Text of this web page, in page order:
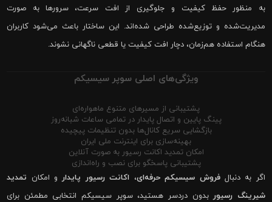
به منظور حفظ کیفیت و جلوگیری از افت سرعت، سرورها به صورت
مدیریت‌شده و توزیع‌شده طراحی شده‌اند. این ساختار باعث می‌شود کاربران
هنگام استفاده هم‌زمان، دچار افت کیفیت یا قطعی ناگهانی نشوند.
ویژگی‌های اصلی سوپر سیسیکم
پشتیبانی از مسیرهای متنوع ماهواره‌ای
پینگ پایین و اتصال پایدار در تمامی ساعات شبانه‌روز
بازگشایی سریع کانال‌ها بدون تنظیمات پیچیده
بهینه‌سازی برای اینترنت ملی ایران
امکان تمدید اکانت رسیور به صورت آنلاین
پشتیبانی پاسخگو برای نصب و راه‌اندازی
اگر به دنبالفروش سیسیکم حرفه‌ای، اکانت رسیور پایدارو امکان تمدید
شیرینگ رسیوربدون دردسر هستید، سوپر سیسیکم انتخابی مطمئن برای